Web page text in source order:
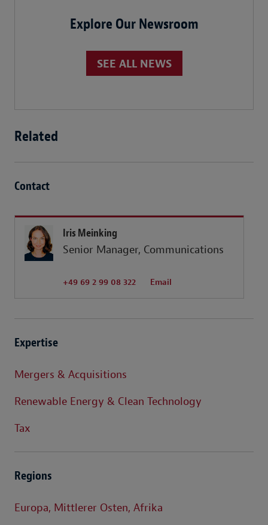
Explore Our Newsroom
SEE ALL NEWS
Related
Contact
Iris Meinking
Senior Manager, Communications
+49 69 2 99 08 322 Email
Expertise
Mergers & Acquisitions
Renewable Energy & Clean Technology
Tax
Regions
Europa, Mittlerer Osten, Afrika